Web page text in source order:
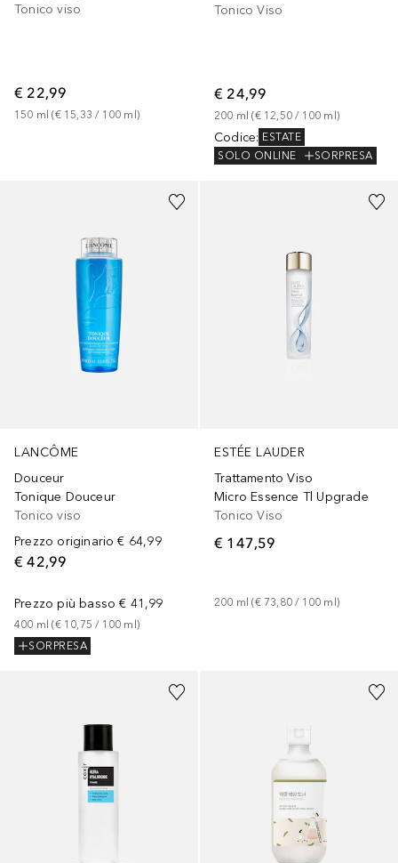
Tonico viso
€ 22,99
150 ml (€ 15,33 / 100 ml )
Tonico Viso
€ 24,99
200 ml (€ 12,50 / 100 ml )
Codice: ESTATE
SOLO ONLINE
SORPRESA
LANCÔME
Douceur
Tonique Douceur
Tonico viso
Prezzo originario € 64,99
€ 42,99
Prezzo più basso € 41,99
400 ml (€ 10,75 / 100 ml )
SORPRESA
ESTÉE LAUDER
Trattamento Viso
Micro Essence Tl Upgrade
Tonico Viso
€ 147,59
200 ml (€ 73,80 / 100 ml )
Sponsorizzato